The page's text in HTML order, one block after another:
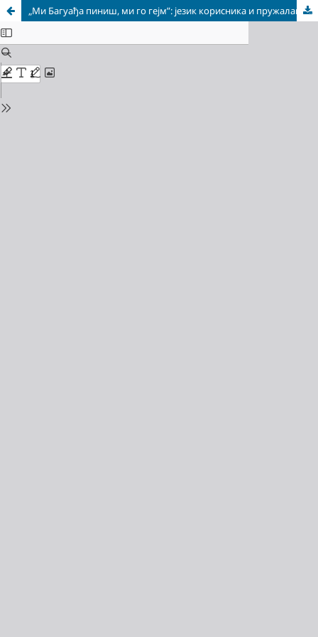
„Ми Багуађа пиниш, ми го гејм”: језик корисника и пружалаца услуга у Центру за азил „Крњача”